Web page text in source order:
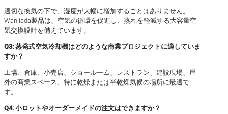
適切な換気の下で、湿度が大幅に増加することはありません。
Wanjiada製品は、空気の循環を促進し、蒸れを軽減する大容量空
気交換設計を備えています。
Q3: 蒸発式空気冷却機はどのような商業プロジェクトに適していま
すか？
工場、倉庫、小売店、ショールーム、レストラン、建設現場、屋
外の商業スペース、特に乾燥または半乾燥気候の場所に最適で
す。
Q4: 小ロットやオーダーメイドの注文はできますか？